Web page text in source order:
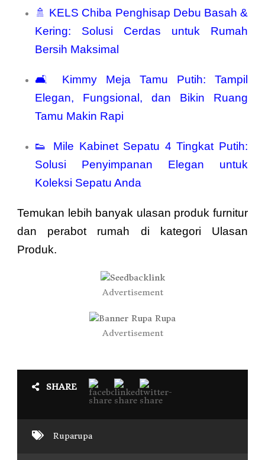
🚿 KELS Chiba Penghisap Debu Basah &
Kering: Solusi Cerdas untuk Rumah
Bersih Maksimal
🛋️ Kimmy Meja Tamu Putih: Tampil
Elegan, Fungsional, dan Bikin Ruang
Tamu Makin Rapi
👟 Mile Kabinet Sepatu 4 Tingkat Putih:
Solusi Penyimpanan Elegan untuk
Koleksi Sepatu Anda
Temukan lebih banyak ulasan produk furnitur
dan perabot rumah di
kategori Ulasan
Produk.
Advertisement
Advertisement
SHARE
Ruparupa